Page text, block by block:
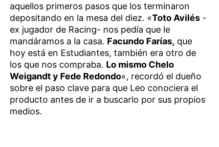
aquellos primeros pasos que los terminaron
depositando en la mesa del diez. «Toto Avilés -
ex jugador de Racing- nos pedía que le
mandáramos a la casa. Facundo Farías, que
hoy está en Estudiantes, también era otro de
los que nos compraba. Lo mismo Chelo
Weigandt y Fede Redondo«, recordó el dueño
sobre el paso clave para que Leo conociera el
producto antes de ir a buscarlo por sus propios
medios.